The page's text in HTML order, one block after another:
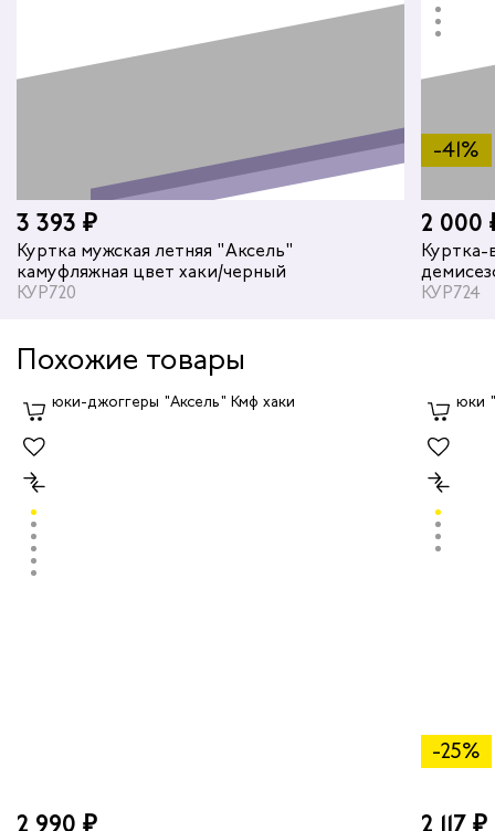
3 393 ₽
Куртка мужская летняя "Аксель"
камуфляжная цвет хаки/черный
КУР720
-41%
2 000
Куртка-
КУР724
Похожие товары
2 990 ₽
-25%
2 117 ₽